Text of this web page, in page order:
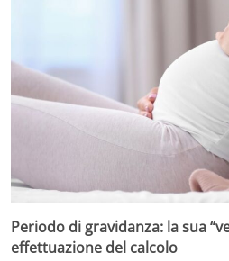
Periodo di gravidanza: la sua
effettuazione del calcolo